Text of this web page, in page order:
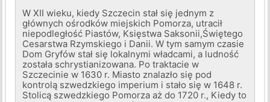
W XII wieku, kiedy Szczecin stał się jednym z
głównych ośrodków miejskich Pomorza, utracił
niepodległość Piastów, Księstwa Saksonii,Świętego
Cesarstwa Rzymskiego i Danii. W tym samym czasie
Dom Gryfów stał się lokalnymi władcami, a ludność
została schrystianizowana. Po traktacie w
Szczecinie w 1630 r. Miasto znalazło się pod
kontrolą szwedzkiego imperium i stało się w 1648 r.
Stolicą szwedzkiego Pomorza aż do 1720 r., Kiedy to